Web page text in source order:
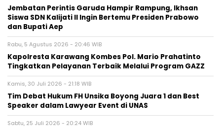
Jembatan Perintis Garuda Hampir Rampung, Ikhsan
Siswa SDN Kalijati II Ingin Bertemu Presiden Prabowo
dan Bupati Aep
Rabu, 5 Agustus 2026 - 20:46 WIB
Kapolresta Karawang Kombes Pol. Mario Prahatinto
Tingkatkan Pelayanan Terbaik Melalui Program GAZZ
Kamis, 30 Juli 2026 - 21:18 WIB
​Tim Debat Hukum FH Unsika Boyong Juara 1 dan Best
Speaker dalam Lawyear Event di UNAS
Sabtu, 25 Juli 2026 - 20:24 WIB